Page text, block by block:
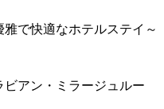
で快適なホテルステイ～
アン・ミラージュルー